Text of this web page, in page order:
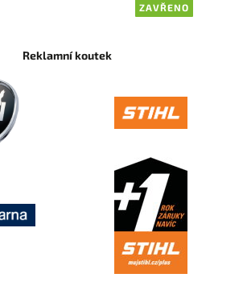
ZAVŘENO
Reklamní koutek